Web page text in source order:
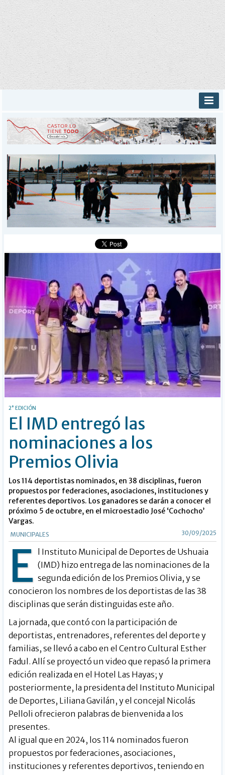
INICIO
PROVINCIALES
DEPORTES
POLICIALES
I-DIARIO
MÁS
BÚSQUEDA
2° EDICIÓN
El IMD entregó las
nominaciones a los
Premios Olivia
Los 114 deportistas nominados, en 38 disciplinas, fueron
propuestos por federaciones, asociaciones, instituciones y
referentes deportivos. Los ganadores se darán a conocer el
próximo 5 de octubre, en el microestadio José ‘Cochocho’
Vargas.
MUNICIPALES 30/09/2025
E l Instituto Municipal de Deportes de Ushuaia
(IMD) hizo entrega de las nominaciones de la
segunda edición de los Premios Olivia, y se
conocieron los nombres de los deportistas de las 38
disciplinas que serán distinguidas este año.
La jornada, que contó con la participación de
deportistas, entrenadores, referentes del deporte y
familias, se llevó a cabo en el Centro Cultural Esther
Fadul. Allí se proyectó un video que repasó la primera
edición realizada en el Hotel Las Hayas; y
posteriormente, la presidenta del Instituto Municipal
de Deportes, Liliana Gavilán, y el concejal Nicolás
Pelloli ofrecieron palabras de bienvenida a los
presentes.
Al igual que en 2024, los 114 nominados fueron
propuestos por federaciones, asociaciones,
instituciones y referentes deportivos, teniendo en